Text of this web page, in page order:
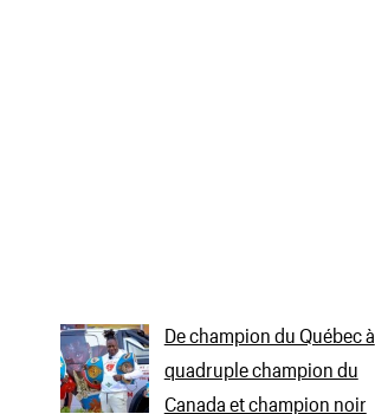
De champion du Québec à
quadruple champion du
Canada et champion noir